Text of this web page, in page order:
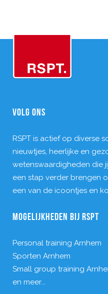
VOLG ONS
RSPT is actief op diverse
nieuwtjes, heerlijke en
wetenswaardigheden die
een stap verder brengen
een van de icoontjes en
MOGELIJKHEDEN BIJ RSPT
Personal training Arnhem
Sporten Arnhem
Small group training
en meer...